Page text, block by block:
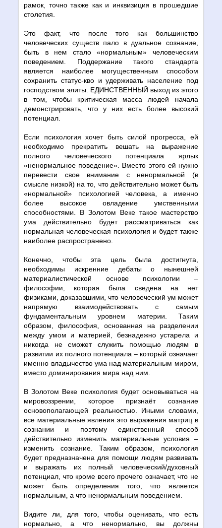
рамок, точно также как и инквизиция в прошедшие
столетия.
Это факт, что после того как большинство
человеческих существ пало в дуальное сознание,
быть в нем стало «нормальным» человеческим
поведением. Поддержание такого стандарта
является наиболее могущественным способом
сохранить статус-кво и удерживать население под
господством элиты. ЕДИНСТВЕННЫЙ выход из этого
в том, чтобы критическая масса людей начала
демонстрировать, что у них есть более высокий
потенциал.
Если психология хочет быть силой прогресса, ей
необходимо прекратить вешать на выражение
полного человеческого потенциала ярлык
«ненормальное поведение». Вместо этого ей нужно
перевести свое внимание с ненормальной (в
смысле низкой) на то, что действительно может быть
«нормальной» психологией человека, а именно
более высокое овладение умственными
способностями. В Золотом Веке такое мастерство
ума действительно будет рассматриваться как
нормальная человеческая психология и будет также
наиболее распространено.
Конечно, чтобы эта цель была достигнута,
необходимы искренние дебаты о нынешней
материалистической основе психологии –
философии, которая была сведена на нет
физиками, доказавшими, что человеческий ум может
напрямую взаимодействовать с самым
фундаментальным уровнем материи. Таким
образом, философия, основанная на разделении
между умом и материей, безнадежно устарела и
никогда не сможет служить помощью людям в
развитии их полного потенциала – который означает
именно владычество ума над материальным миром,
вместо доминирования мира над ним.
В Золотом Веке психология будет основываться на
мировоззрении, которое признаёт сознание
основополагающей реальностью. Иными словами,
все материальные явления это выражения матриц в
сознании и поэтому единственный способ
действительно изменить материальные условия –
изменить сознание. Таким образом, психология
будет предназначена для помощи людям развивать
и выражать их полный человеческий/духовный
потенциал, что кроме всего прочего означает, что не
может быть определения того, что является
нормальным, а что ненормальным поведением.
Видите ли, для того, чтобы оценивать, что есть
нормально, а что ненормально, вы должны